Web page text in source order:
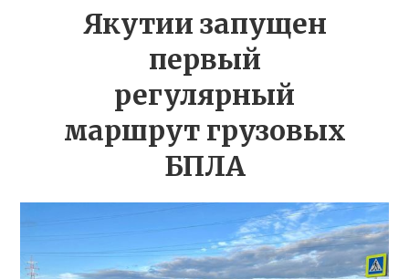
Якутии запущен
первый
регулярный
маршрут грузовых
БПЛА